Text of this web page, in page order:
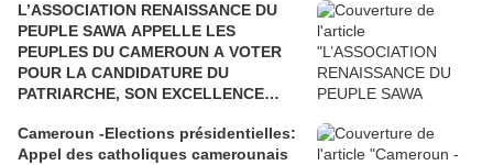
L’ASSOCIATION RENAISSANCE DU
PEUPLE SAWA APPELLE LES
PEUPLES DU CAMEROUN A VOTER
POUR LA CANDIDATURE DU
PATRIARCHE, SON EXCELLENCE
Cameroun -Elections présidentielles:
Appel des catholiques camerounais